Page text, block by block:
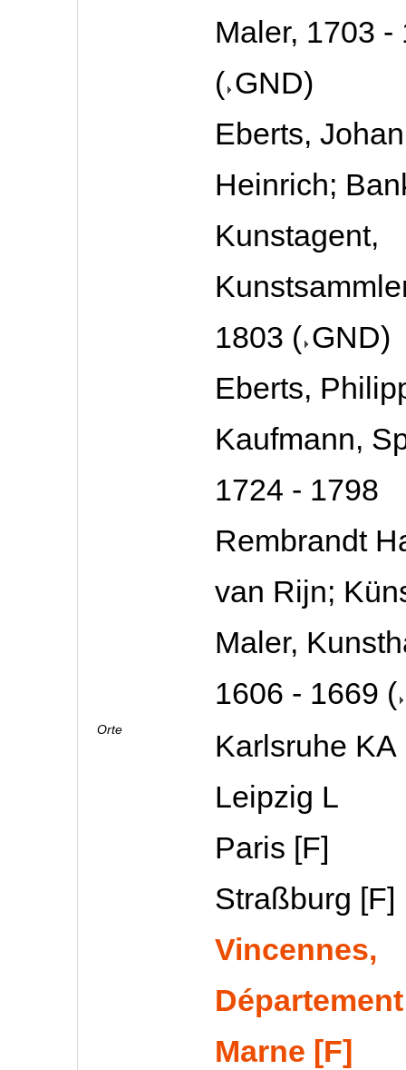
Maler, 1703 -
( GND)
Eberts,
Heinrich;
Kunstagent,
1803 ( GND)
Eberts,
Kaufmann,
1724 - 1798
Rembrandt
van Rijn;
Maler,
1606 - 1669 (
Orte
Karlsruhe KA
Leipzig L
Paris [F]
Straßburg [F]
Vincennes,
Marne [F]